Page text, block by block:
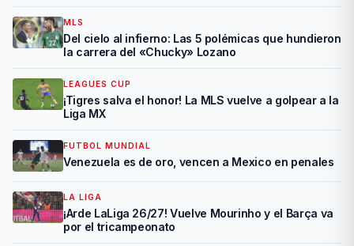
MLS
Del cielo al infierno: Las 5 polémicas que hundieron
la carrera del «Chucky» Lozano
LEAGUES CUP
¡Tigres salva el honor! La MLS vuelve a golpear a la
Liga MX
FUTBOL MUNDIAL
Venezuela es de oro, vencen a Mexico en penales
LA LIGA
¡Arde LaLiga 26/27! Vuelve Mourinho y el Barça va
por el tricampeonato